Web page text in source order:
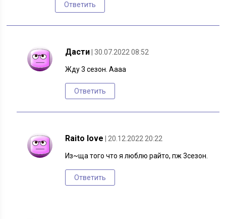
Ответить
Дасти | 30.07.2022 08:52
Жду 3 сезон. Аааа
Ответить
Raito love | 20.12.2022 20:22
Из~ща того что я люблю райто, пж 3сезон.
Ответить